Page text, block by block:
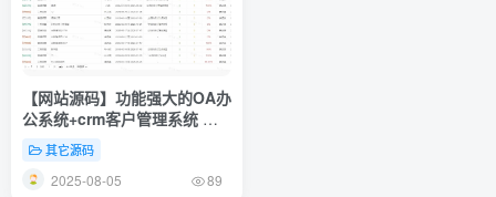
【网站源码】功能强大的OA办
公系统+crm客户管理系统 企
业办公系统适用于PC端+手机
端 v5.8
其它源码
2025-08-05 89